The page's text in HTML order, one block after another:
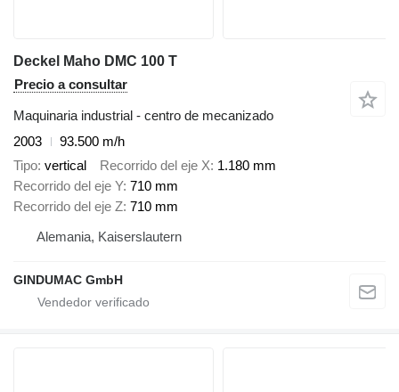
Deckel Maho DMC 100 T
Precio a consultar
Maquinaria industrial - centro de mecanizado
2003
93.500 m/h
Tipo vertical Recorrido del eje X 1.180 mm
Recorrido del eje Y 710 mm
Recorrido del eje Z 710 mm
Alemania, Kaiserslautern
GINDUMAC GmbH